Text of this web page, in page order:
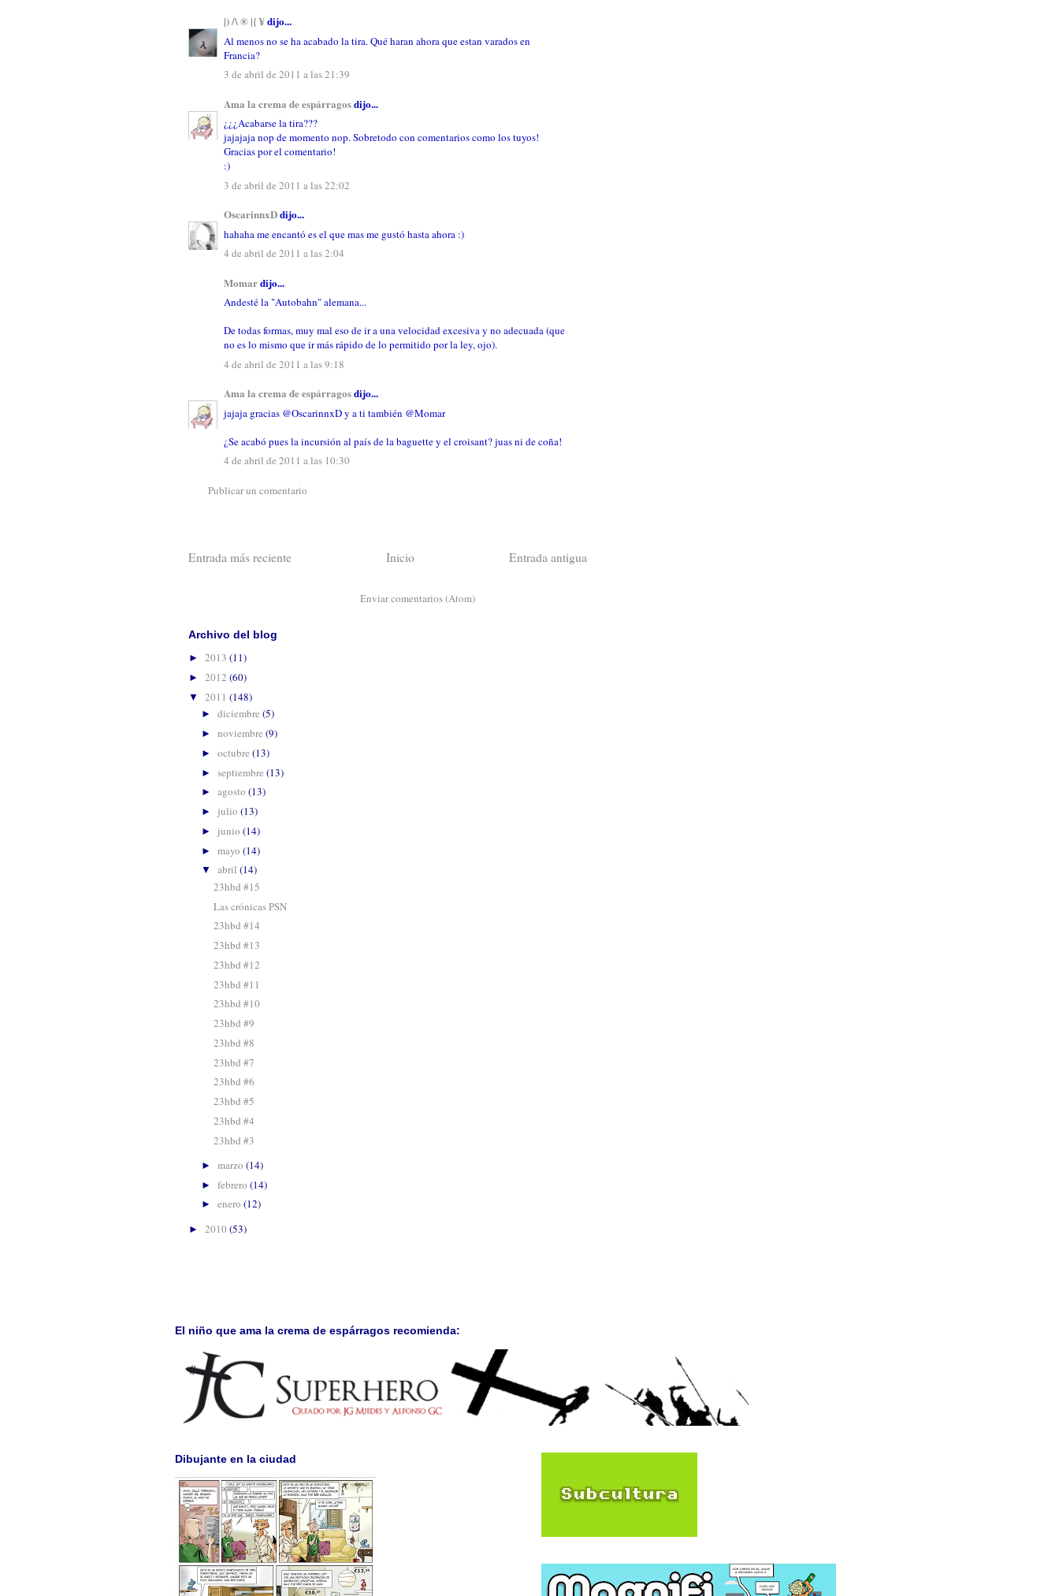
|) /\ ® |{ ¥dijo...
Al menos no se ha acabado la tira. Qué haran ahora que estan varados en
Francia?
3 de abril de 2011 a las 21:39
Ama la crema de espárragosdijo...
¿¿¿Acabarse la tira???
jajajaja nop de momento nop. Sobretodo con comentarios como los tuyos!
Gracias por el comentario!
:)
3 de abril de 2011 a las 22:02
OscarinnxDdijo...
hahaha me encantó es el que mas me gustó hasta ahora :)
4 de abril de 2011 a las 2:04
Momardijo...
Andesté la "Autobahn" alemana...
De todas formas, muy mal eso de ir a una velocidad excesiva y no adecuada (que
no es lo mismo que ir más rápido de lo permitido por la ley, ojo).
4 de abril de 2011 a las 9:18
Ama la crema de espárragosdijo...
jajaja gracias @OscarinnxD y a ti también @Momar
¿Se acabó pues la incursión al país de la baguette y el croisant? juas ni de coña!
4 de abril de 2011 a las 10:30
Publicar un comentario
Entrada más reciente Entrada antigua
Inicio
Enviar comentarios (Atom)
Archivo del blog
► 2013 (11)
► 2012 (60)
▼ 2011 (148)
► diciembre (5)
► noviembre (9)
► octubre (13)
► septiembre (13)
► agosto (13)
► julio (13)
► junio (14)
► mayo (14)
▼ abril (14)
23hbd #15
Las crónicas PSN
23hbd #14
23hbd #13
23hbd #12
23hbd #11
23hbd #10
23hbd #9
23hbd #8
23hbd #7
23hbd #6
23hbd #5
23hbd #4
23hbd #3
► marzo (14)
► febrero (14)
► enero (12)
► 2010 (53)
El niño que ama la crema de espárragos recomienda:
Dibujante en la ciudad